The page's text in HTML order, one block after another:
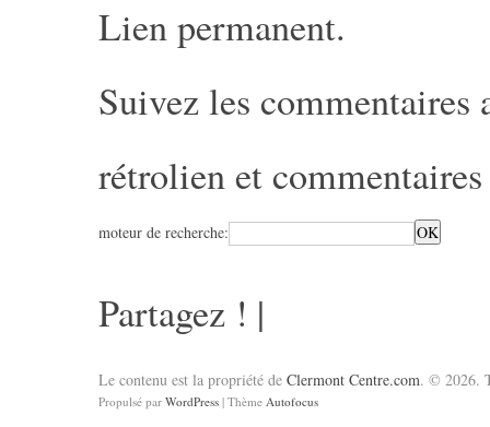
Lien permanent.
Suivez les commentaires
rétrolien et
moteur de recherche:
Partagez ! |
Le contenu est la propriété de Clermont Centre.com. © 2026.
Propulsé par WordPress | Thème Autofocus